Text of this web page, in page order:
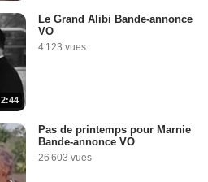
2:44
Le Grand Alibi Bande-annonce
VO
4 123 vues
Pas de printemps pour Marnie
Bande-annonce VO
26 603 vues